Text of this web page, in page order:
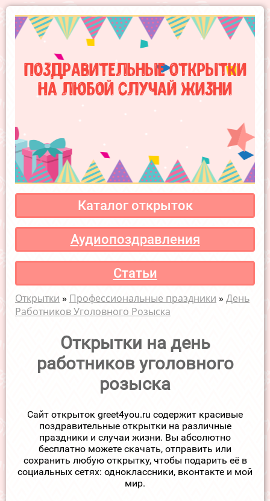
Поздравительные открытки
на любой случай жизни
Каталог открыток
Аудиопоздравления
Статьи
Открытки » Профессиональные праздники » День
Работников Уголовного Розыска
Открытки на день
работников уголовного
розыска
Сайт открыток greet4you.ru содержит красивые
поздравительные открытки на различные
праздники и случаи жизни. Вы абсолютно
бесплатно можете скачать, отправить или
сохранить любую открытку, чтобы подарить её в
социальных сетях: одноклассники, вконтакте и мой
мир.